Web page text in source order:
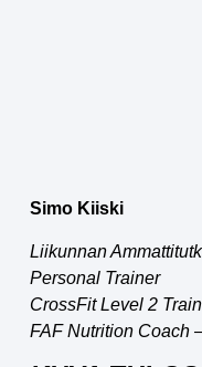
Simo Kiiski
Liikunnan
Personal Trainer
CrossFit Level 2
FAF Nutrition Coach